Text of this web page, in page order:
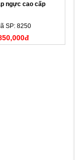
ngực cao cấp
SP: 8250